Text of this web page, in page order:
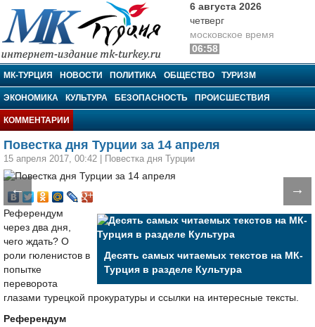
МК-Турция
6 августа 2026
четверг
московское время
06:58
МК-ТУРЦИЯ НОВОСТИ ПОЛИТИКА ОБЩЕСТВО ТУРИЗМ
ЭКОНОМИКА КУЛЬТУРА БЕЗОПАСНОСТЬ ПРОИСШЕСТВИЯ
КОММЕНТАРИИ
Повестка дня Турции за 14 апреля
15 апреля 2017, 00:42 Повестка дня Турции
← →
Десять самых читаемых текстов на МК-
Турция в разделе Культура
Референдум
через два дня,
чего ждать? О
роли гюленистов в
попытке
переворота
глазами турецкой прокуратуры и ссылки на интересные тексты.
Референдум